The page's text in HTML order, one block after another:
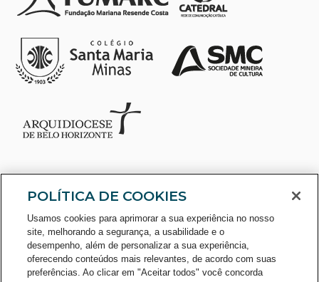
CONSULTE O CADASTRO NO
POLÍTICA DE COOKIES
Usamos cookies para aprimorar a sua experiência no nosso
site, melhorando a segurança, a usabilidade e o
desempenho, além de personalizar a sua experiência,
oferecendo conteúdos mais relevantes, de acordo com suas
preferências. Ao clicar em "Aceitar todos" você concorda